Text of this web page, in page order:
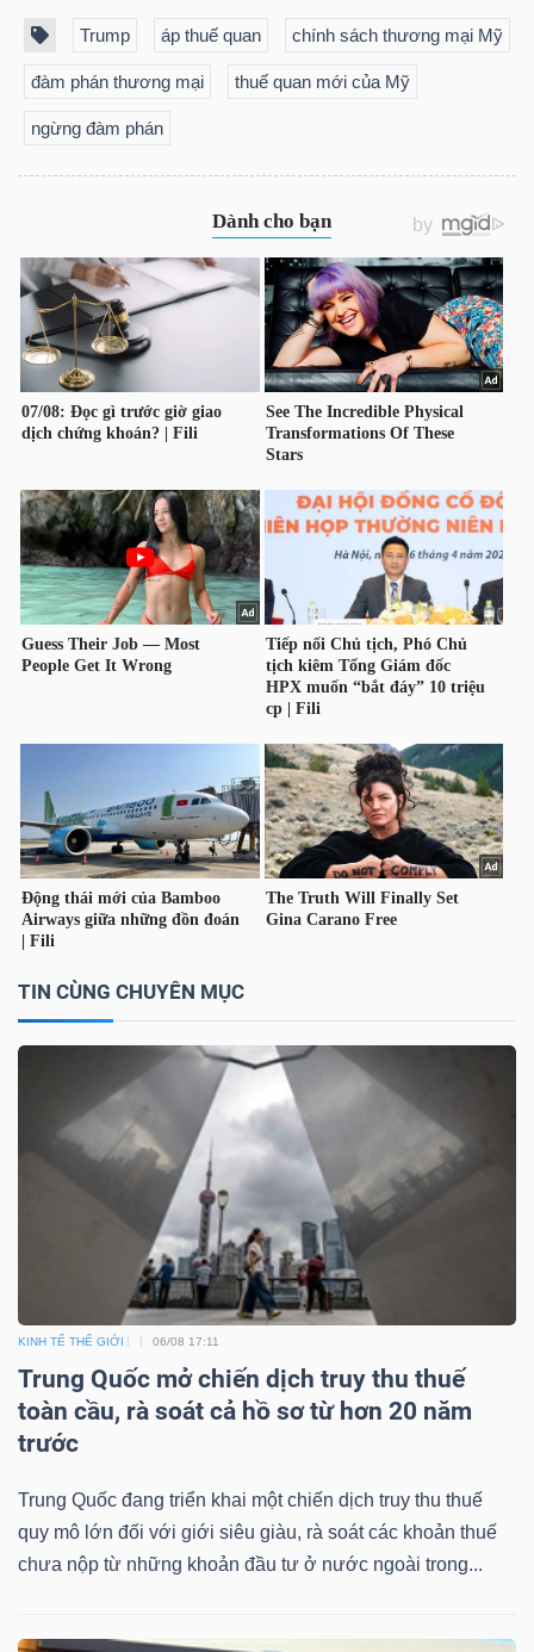
Trump áp thuế quan chính sách thương mại Mỹ
đàm phán thương mại thuế quan mới của Mỹ
ngừng đàm phán
TIN CÙNG CHUYÊN MỤC
KINH TẾ THẾ GIỚI 06/08 17:11
Trung Quốc mở chiến dịch truy thu thuế
toàn cầu, rà soát cả hồ sơ từ hơn 20 năm
trước
Trung Quốc đang triển khai một chiến dịch truy thu thuế
quy mô lớn đối với giới siêu giàu, rà soát các khoản thuế
chưa nộp từ những khoản đầu tư ở nước ngoài trong...
YẾU
CHĂM
SÓC
KHỎE
TÀI
CHÍNH
CÔNG
NGHỆ
THÔNG
TIN
TRUYỀN
ÍCH
BẤT
ĐỘNG
SẢN
Mã